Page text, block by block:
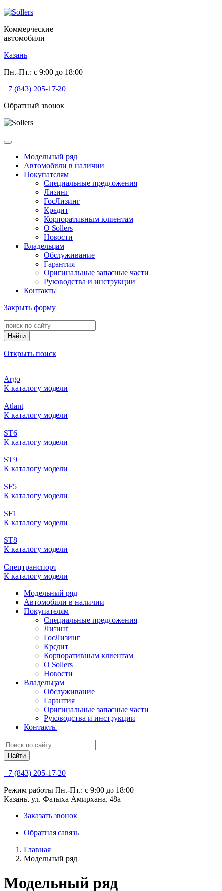
Коммерческие
автомобили
Казань
Пн.-Пт.: с 9:00 до 18:00
+7 (843) 205-17-20
Обратный звонок
Модельный ряд
Автомобили в наличии
Покупателям
Специальные предложения
Лизинг
ГосЛизинг
Кредит
Корпоративным клиентам
О Sollers
Новости
Владельцам
Обслуживание
Гарантия
Оригинальные запасные части
Руководства и инструкции
Контакты
Закрыть форму
Найти
Открыть поиск
Argo
К каталогу модели
Atlant
К каталогу модели
ST6
К каталогу модели
ST9
К каталогу модели
SF5
К каталогу модели
SF1
К каталогу модели
ST8
К каталогу модели
Спецтранспорт
К каталогу модели
Модельный ряд
Автомобили в наличии
Покупателям
Специальные предложения
Лизинг
ГосЛизинг
Кредит
Корпоративным клиентам
О Sollers
Новости
Владельцам
Обслуживание
Гарантия
Оригинальные запасные части
Руководства и инструкции
Контакты
Найти
+7 (843) 205-17-20
Режим работы Пн.-Пт.: с 9:00 до 18:00
Казань, ул. Фатыха Амирхана, 48а
Заказать звонок
Обратная савязь
Главная
Модельный ряд
Модельный ряд